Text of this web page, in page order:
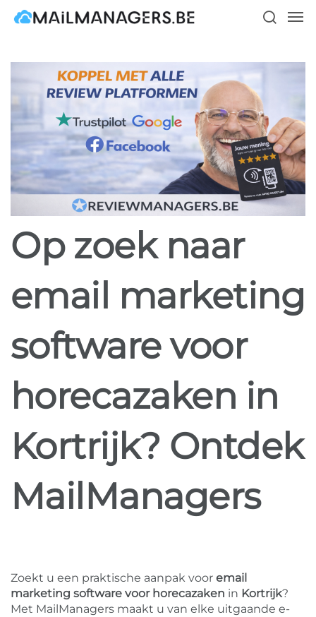
Skip
Op zoek naar
email marketing
software voor
horecazaken in
Kortrijk? Ontdek
MailManagers
Zoekt u een praktische aanpak voor email
marketing software voor horecazaken in Kortrijk?
Met MailManagers maakt u van elke uitgaande e-